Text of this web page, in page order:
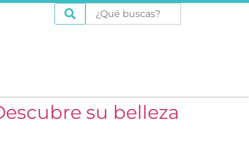
su belleza